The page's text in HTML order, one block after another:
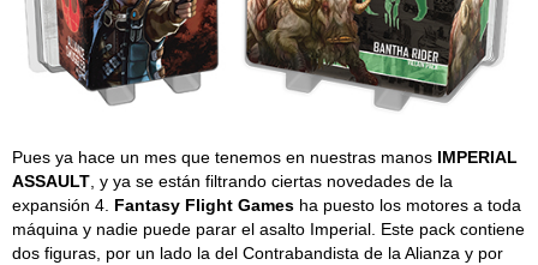
Pues ya hace un mes que tenemos en nuestras manos IMPERIAL
ASSAULT , y ya se están filtrando ciertas novedades de la
expansión 4. Fantasy Flight Games ha puesto los motores a toda
máquina y nadie puede parar el asalto Imperial. Este pack contiene
dos figuras, por un lado la del Contrabandista de la Alianza y por